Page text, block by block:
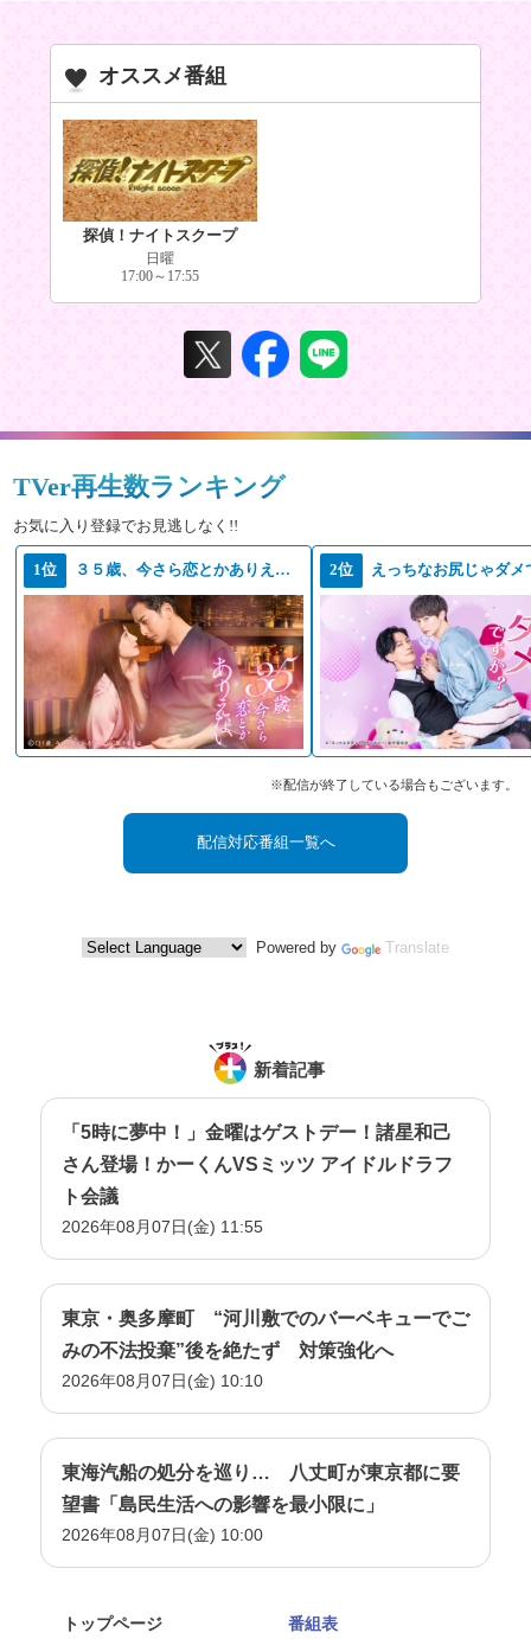
オススメ番組
探偵！ナイトスクープ
日曜
17:00～17:55
TVer再生数ランキング
お気に入り登録でお見逃しなく!!
1位 ３５歳、今さら恋とかありえない 2位 えっちなお尻じゃダメ
※配信が終了している場合もございます。
配信対応番組一覧へ
Powered by Translate
新着記事
「5時に夢中！」金曜はゲストデー！諸星和己
さん登場！かーくんVSミッツ アイドルドラフ
ト会議
2026年08月07日(金) 11:55
東京・奥多摩町 “河川敷でのバーベキューでご
みの不法投棄”後を絶たず 対策強化へ
2026年08月07日(金) 10:10
東海汽船の処分を巡り… 八丈町が東京都に要
望書「島民生活への影響を最小限に」
2026年08月07日(金) 10:00
トップページ 番組表